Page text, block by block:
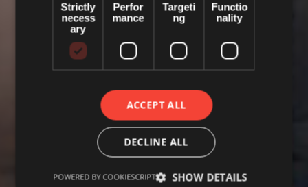
Strictly
necess
ary
Perfor
mance
Targeti
ng
Functio
nality
ACCEPT ALL
DECLINE ALL
SHOW DETAILS
POWERED BY COOKIESCRIPT